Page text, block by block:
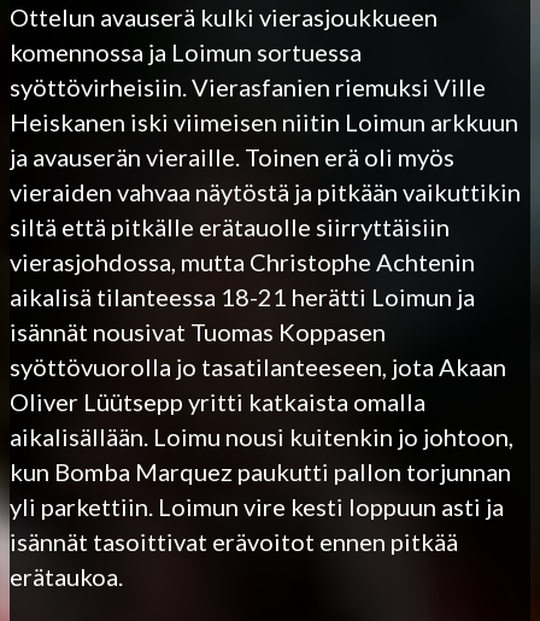
Ottelun avauserä kulki vierasjoukkueen
komennossa ja Loimun sortuessa
syöttövirheisiin. Vierasfanien riemuksi Ville
Heiskanen iski viimeisen niitin Loimun arkkuun
ja avauserän vieraille. Toinen erä oli myös
vieraiden vahvaa näytöstä ja pitkään vaikuttikin
siltä että pitkälle erätauolle siirryttäisiin
vierasjohdossa, mutta Christophe Achtenin
aikalisä tilanteessa 18-21 herätti Loimun ja
isännät nousivat Tuomas Koppasen
syöttövuorolla jo tasatilanteeseen, jota Akaan
Oliver Lüütsepp yritti katkaista omalla
aikalisällään. Loimu nousi kuitenkin jo johtoon,
kun Bomba Marquez paukutti pallon torjunnan
yli parkettiin. Loimun vire kesti loppuun asti ja
isännät tasoittivat erävoitot ennen pitkää
erätaukoa.